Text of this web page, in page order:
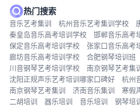
热门搜索
音乐艺考集训 杭州音乐艺考集训学校
秦皇岛音乐高考培训学校
邯郸音乐高考
保定音乐高考培训学校
张家口音乐高考
廊坊音乐高考培训学校
合肥钢琴培训班
川音钢琴艺考培训学校
南京钢琴艺考集
沈阳正规声乐艺考培训哪家口碑好
杭州
南京钢琴艺考集训
济南音乐集训 寒假
二胡培训
器乐培训 音乐培训 钢琴培